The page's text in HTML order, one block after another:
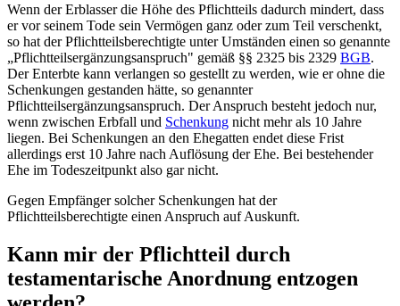
Wenn der Erblasser die Höhe des Pflichtteils dadurch mindert, dass
er vor seinem Tode sein Vermögen ganz oder zum Teil verschenkt,
so hat der Pflichtteilsberechtigte unter Umständen einen so genannte
„Pflichtteilsergänzungsanspruch" gemäß §§ 2325 bis 2329 BGB.
Der Enterbte kann verlangen so gestellt zu werden, wie er ohne die
Schenkungen gestanden hätte, so genannter
Pflichtteilsergänzungsanspruch. Der Anspruch besteht jedoch nur,
wenn zwischen Erbfall und Schenkung nicht mehr als 10 Jahre
liegen. Bei Schenkungen an den Ehegatten endet diese Frist
allerdings erst 10 Jahre nach Auflösung der Ehe. Bei bestehender
Ehe im Todeszeitpunkt also gar nicht.
Gegen Empfänger solcher Schenkungen hat der
Pflichtteilsberechtigte einen Anspruch auf Auskunft.
Kann mir der Pflichtteil durch
testamentarische Anordnung entzogen